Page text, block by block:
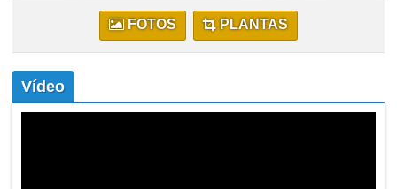
FOTOS PLANTAS
Vídeo